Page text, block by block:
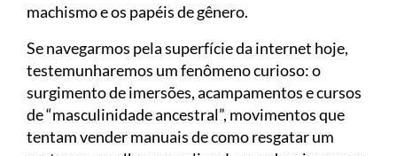
machismo e os papéis de gênero.
Se navegarmos pela superfície da internet hoje,
testemunharemos um fenômeno curioso: o
surgimento de imersões, acampamentos e cursos
de “masculinidade ancestral”, movimentos que
tentam vender manuais de como resgatar um